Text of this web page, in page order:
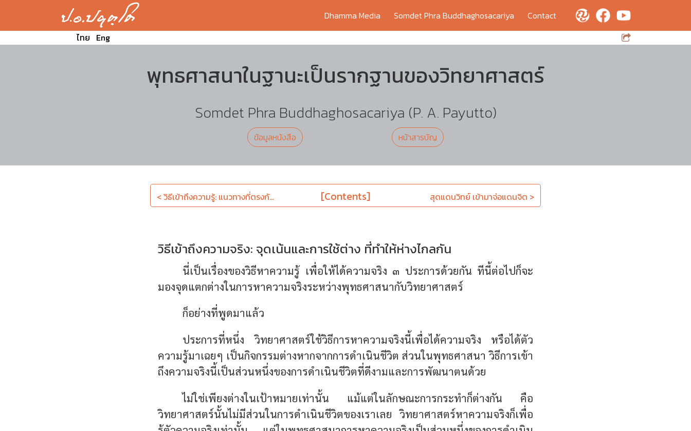
Dhamma Media Somdet Phra Buddhaghosacariya
Contact
ไทย Eng
พุทธศาสนาในฐานะเป็นรากฐานของวิทยาศาสตร์
Somdet Phra Buddhaghosacariya (P. A. Payutto)
ข้อมูลหนังสือ หน้าสารบัญ
< วิธีเข้าถึงความรู้: แนวทางที่ตรงกั... [Contents] สุดแดนวิทย์ เข้ามาจ่อแดนจิต >
วิธีเข้าถึงความจริง: จุดเน้นและการใช้ต่าง ที่ทำให้ห่างไกลกัน
นี่เป็นเรื่องของวิธีหาความรู้ เพื่อให้ได้ความจริง ๓ ประการด้วยกัน ทีนี้ต่อไปก็จะ
มองจุดแตกต่างในการหาความจริงระหว่างพุทธศาสนากับวิทยาศาสตร์
ก็อย่างที่พูดมาแล้ว
ประการที่หนึ่ง วิทยาศาสตร์ใช้วิธีการหาความจริงนี้เพื่อได้ความจริง หรือได้ตัว
ความรู้มาเฉยๆ เป็นกิจกรรมต่างหากจากการดำเนินชีวิต ส่วนในพุทธศาสนา วิธีการเข้า
ถึงความจริงนี้เป็นส่วนหนึ่งของการดำเนินชีวิตที่ดีงามและการพัฒนาตนด้วย
ไม่ใช่เพียงต่างในเป้าหมายเท่านั้น แม้แต่ในลักษณะการกระทำก็ต่างกัน คือ
วิทยาศาสตร์นั้นไม่มีส่วนในการดำเนินชีวิตของเราเลย วิทยาศาสตร์หาความจริงก็เพื่อ